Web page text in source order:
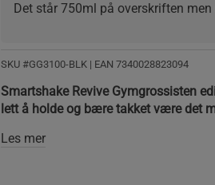
Det står 750ml på overskriften
SKU #GG3100-BLK | EAN 7340028823094
Smartshake Revive Gymgrossisten
lett å holde og bære takket være det
Les mer